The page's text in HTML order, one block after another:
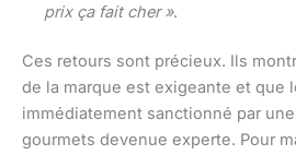
prix ça fait cher ».
Ces retours sont précieux. Ils
de la marque est exigeante et que
immédiatement sanctionné par
gourmets devenue experte. Pour